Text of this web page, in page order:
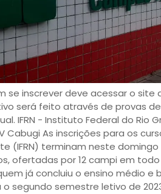
se inscrever deve acessar o site
será feito através de provas
IFRN - Instituto Federal do Rio
Cabugi As inscrições para os
(IFRN) terminam neste
ofertadas por 12 campi em
já concluiu o ensino médio e
segundo semestre letivo de